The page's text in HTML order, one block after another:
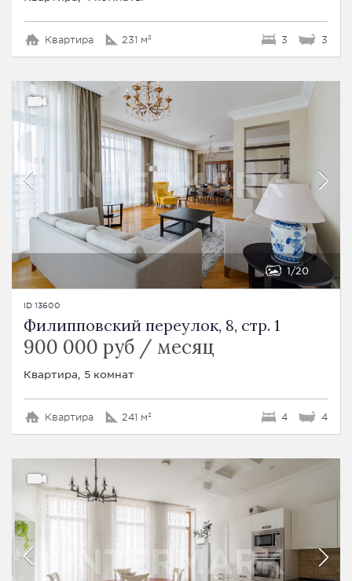
Квартира 231 м² 3 3
1 20
ID 13600
Филипповский переулок, 8, стр. 1
900 000 руб / месяц
Квартира, 5 комнат
Квартира 241 м² 4 4